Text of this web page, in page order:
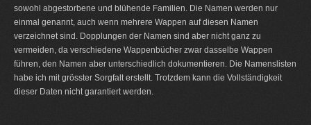
sowohl abgestorbene und blühende Familien. Die Namen werden nur
einmal genannt, auch wenn mehrere Wappen auf diesen Namen
verzeichnet sind. Dopplungen der Namen sind aber nicht ganz zu
vermeiden, da verschiedene Wappenbücher zwar dasselbe Wappen
führen, den Namen aber unterschiedlich dokumentieren. Die Namenslisten
habe ich mit grösster Sorgfalt erstellt. Trotzdem kann die Vollständigkeit
dieser Daten nicht garantiert werden.